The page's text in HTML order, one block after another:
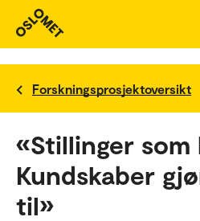
Forskningsprosjektoversikt
«Stillinger som
Kundskaber
til»